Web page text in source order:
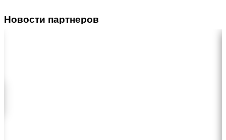
Новости партнеров